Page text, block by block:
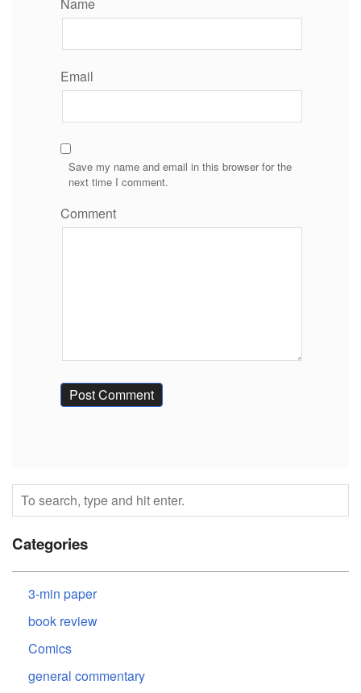
Email
Save my name and email in this browser for the
next time I comment.
Comment
Categories
3-min paper
book review
Comics
general commentary